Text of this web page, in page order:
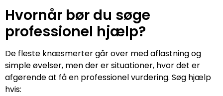
Hvornår bør du søge
professionel hjælp?
De fleste knæsmerter går over med aflastning og
simple øvelser, men der er situationer, hvor det er
afgørende at få en professionel vurdering. Søg hjælp
hvis: